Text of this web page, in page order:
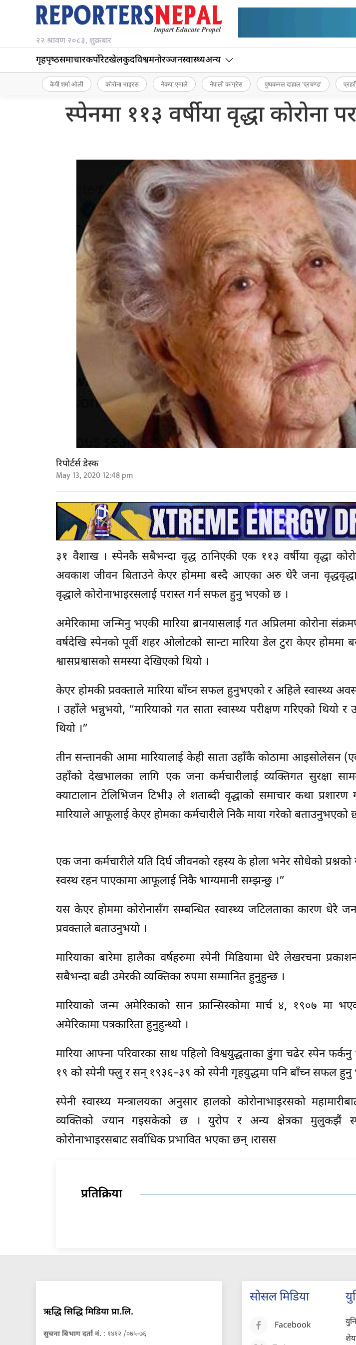
२२ श्रावण २०८३, शुक्रबार
गृहपृष्‍ठसमाचारकर्पोरेटखेलकुदविश्वमनोरञ्जनस्वास्थ्यअन्य
केपी शर्मा ओली कोरोना भाइरस नेकपा एमाले नेपाली कांग्रेस पुष्पकमल दाहाल ‘प्रचण्ड’
स्पेनमा ११३ वर्षीया वृद्धा कोरोना
रिपोर्टर्स डेस्क
May 13, 2020 12:48 pm
३१ वैशाख । स्पेनकै सबैभन्दा वृद्ध ठानिएकी एक ११३ वर्षीया वृद्धा
अवकाश जीवन बिताउने केएर होममा बस्दै आएका अरु धेरै जना
वृद्धाले कोरोनाभाइरसलाई परास्त गर्न सफल हुनु भएको छ ।
अमेरिकामा जन्मिनु भएकी मारिया ब्रानयासलाई गत अप्रिलमा कोरोना
वर्षदेखि स्पेनको पूर्वी शहर ओलोटको सान्टा मारिया डेल टुरा केएर
श्वासप्रश्वासको समस्या देखिएको थियो ।
केएर होमकी प्रवक्ताले मारिया बाँच्न सफल हुनुभएको र अहिले स्वास्थ्य
। उहाँले भन्नुभयो, “मारियाको गत साता स्वास्थ्य परीक्षण गरिएको थियो
थियो ।”
तीन सन्तानकी आमा मारियालाई केही साता उहाँकै कोठामा आइसोलेसन
उहाँको देखभालका लागि एक जना कर्मचारीलाई व्यक्तिगत सुरक्षा
क्याटालान टेलिभिजन टिभी३ ले शताब्दी वृद्धाको समाचार कथा
मारियाले आफूलाई केएर होमका कर्मचारीले निकै माया गरेको बताउनुभएको
एक जना कर्मचारीले यति दिर्घ जीवनको रहस्य के होला भनेर सोधेको
स्वस्थ रहन पाएकामा आफूलाई निकै भाग्यमानी सम्झन्छु ।”
यस केएर होममा कोरोनासँग सम्बन्धित स्वास्थ्य जटिलताका कारण धेरै
प्रवक्ताले बताउनुभयो ।
मारियाका बारेमा हालैका वर्षहरुमा स्पेनी मिडियामा धेरै लेखरचना
सबैभन्दा बढी उमेरकी व्यक्तिका रुपमा सम्मानित हुनुहुन्छ ।
मारियाको जन्म अमेरिकाको सान फ्रान्सिस्कोमा मार्च ४, १९०७ मा
अमेरिकामा पत्रकारिता हुनुहुन्थ्यो ।
मारिया आफ्ना परिवारका साथ पहिलो विश्वयुद्धताका डुंगा चढेर स्पेन
१९ को स्पेनी फ्लु र सन् १९३६–३९ को स्पेनी गृहयुद्धमा पनि बाँच्न सफल हुनु
स्पेनी स्वास्थ्य मन्त्रालयका अनुसार हालको कोरोनाभाइरसको
व्यक्तिको ज्यान गइसकेको छ । युरोप र अन्य क्षेत्रका मुलुकझैं
कोरोनाभाइरसबाट सर्वाधिक प्रभावित भएका छन् ।रासस
प्रतिक्रिया
ऋद्धि सिद्धि मिडिया प्रा.लि.
सुचना बिभाग दर्ता नं. : १४१२ /०७५-७६
सोसल मिडिया
Facebook